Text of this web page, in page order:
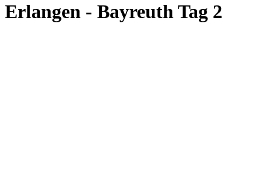
Erlangen - Bayreuth Tag 2